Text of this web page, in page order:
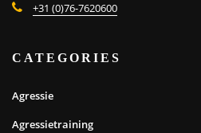
+31 (0)76-7620600
CATEGORIES
Agressie
Agressietraining